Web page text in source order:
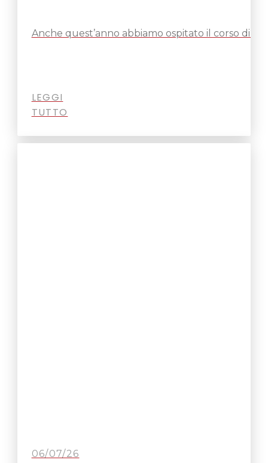
Anche quest’anno abbiamo ospitato il corso di
LEGGI
TUTTO
06/07/26